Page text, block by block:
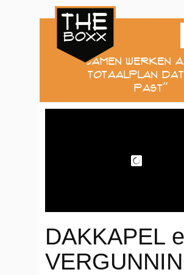
''Samen werken
Totaalplan
Past''
DAKKAPEL